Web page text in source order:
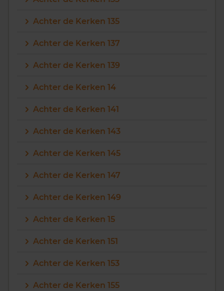
Achter de Kerken 135
Achter de Kerken 137
Achter de Kerken 139
Achter de Kerken 14
Achter de Kerken 141
Achter de Kerken 143
Achter de Kerken 145
Achter de Kerken 147
Achter de Kerken 149
Achter de Kerken 15
Achter de Kerken 151
Achter de Kerken 153
Achter de Kerken 155